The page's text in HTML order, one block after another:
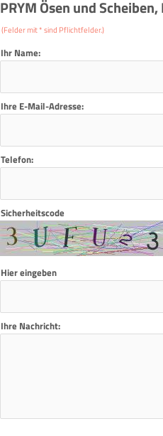
PRYM Ösen und
(Felder mit * sind Pflichtfelder.)
Ihr Name:
Ihre E-Mail-Adresse:
Telefon:
Sicherheitscode
Hier eingeben
Ihre Nachricht: